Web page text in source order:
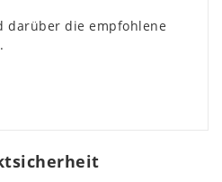
darüber die empfohlene